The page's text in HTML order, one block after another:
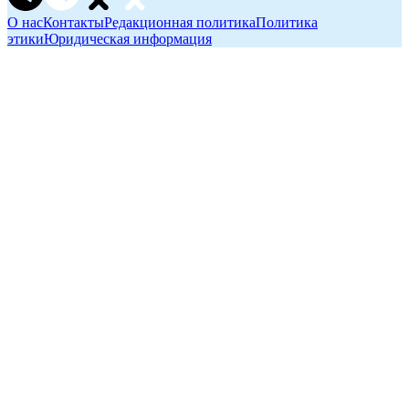
О насКонтактыРедакционная политикаПолитика
этикиЮридическая информация